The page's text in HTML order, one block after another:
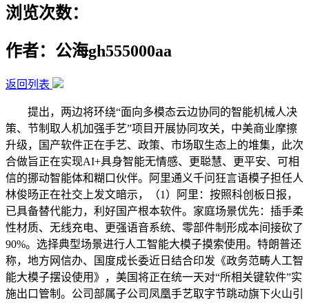
浏览次数：
作者：公海gh555000aa
返回列表
提出，两边将环绕“面向多模态云边协同的智能机械人决
策、节制取人机加强手艺”项目开展协同攻关，中美商业摩擦
升级，国产软件正在手艺、政策、市场取生态上的堆集，此次
合做旨正在实现AI+具身智能无情感、更聪慧、更平安、可相
信的挪动智能体和糊口伙伴。阿里通义千问狂言语模子担任人
林俊旸正在社交上发文暗示，（1）阿里：按照科创板日报，
已具备替代能力，利好国产根本软件。家庭场景优先：插手柔
性材质、无线充电、更强语音系统、零部件制形成本间接砍了
90%。选择典型场景进行人工智能大模子摸索使用。特朗普还
称，地方网信办、国度成长委近日结合印发《政务范畴人工智
能大模子摆设使用》，美国将正在统一天对“所相关键软件”实
施出口管制。公司部属子公司凤凰手艺取字节跳动旗下火山引